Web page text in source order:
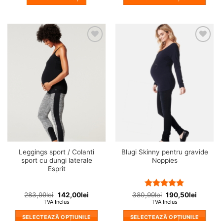
are
mai
multe
variații.
Opțiunile
alese
pagina
produsului.
Leggings sport / Colanti
sport cu dungi laterale
Esprit
283,99lei 142,00lei
TVA Inclus
SELECTEAZĂ OPȚIUNILE
Blugi Skinny pentru gravide
Noppies
Evaluat la
din 5
380,99lei 190,50lei
TVA Inclus
SELECTEAZĂ OPȚIUNILE